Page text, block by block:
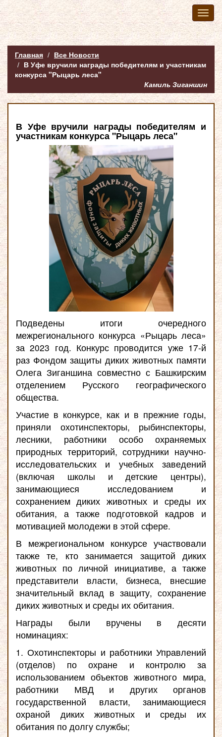
Главная
Все Новости
В Уфе вручили награды победителям и участникам
конкурса "Рыцарь леса"
Камиль Зиганшин
В Уфе вручили награды победителям и
участникам конкурса "Рыцарь леса"
Подведены итоги очередного
межрегионального конкурса «Рыцарь леса»
за 2023 год. Конкурс проводится уже 17-й
раз Фондом защиты диких животных памяти
Олега Зиганшина совместно с Башкирским
отделением Русского географического
общества.
Участие в конкурсе, как и в прежние годы,
приняли охотинспекторы, рыбинспекторы,
лесники, работники особо охраняемых
природных территорий, сотрудники научно-
исследовательских и учебных заведений
(включая школы и детские центры),
занимающиеся исследованием и
сохранением диких животных и среды их
обитания, а также подготовкой кадров и
мотивацией молодежи в этой сфере.
В межрегиональном конкурсе участвовали
также те, кто занимается защитой диких
животных по личной инициативе, а также
представители власти, бизнеса, внесшие
значительный вклад в защиту, сохранение
диких животных и среды их обитания.
Награды были вручены в десяти
номинациях:
1. Охотинспекторы и работники Управлений
(отделов) по охране и контролю за
использованием объектов животного мира,
работники МВД и других органов
государственной власти, занимающиеся
охраной диких животных и среды их
обитания по долгу службы;